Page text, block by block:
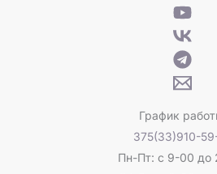
График
375(33)910-
Пн-Пт: с 9-00 до